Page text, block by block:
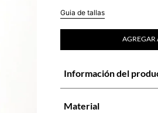
Guia de tallas
AGREGAR
Información del
Material